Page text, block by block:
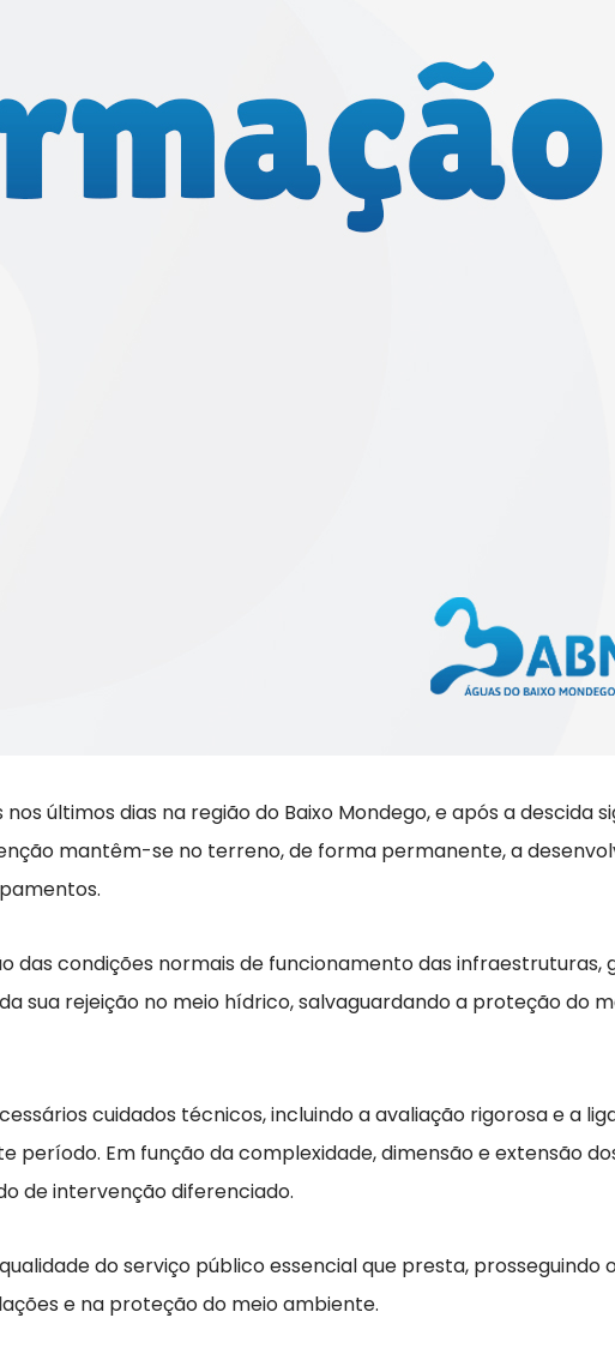
últimos dias na região do Baixo Mondego, e após a descida
mantêm-se no terreno, de forma permanente, a
condições normais de funcionamento das infraestruturas,
sua rejeição no meio hídrico, salvaguardando a proteção do
cuidados técnicos, incluindo a avaliação rigorosa e a
Em função da complexidade, dimensão e extensão
de intervenção diferenciado.
do serviço público essencial que presta, prosseguindo
e na proteção do meio ambiente.